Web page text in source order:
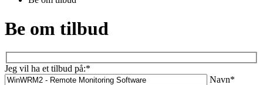
Be om tilbud
Jeg vil ha et tilbud på:*
Navn*